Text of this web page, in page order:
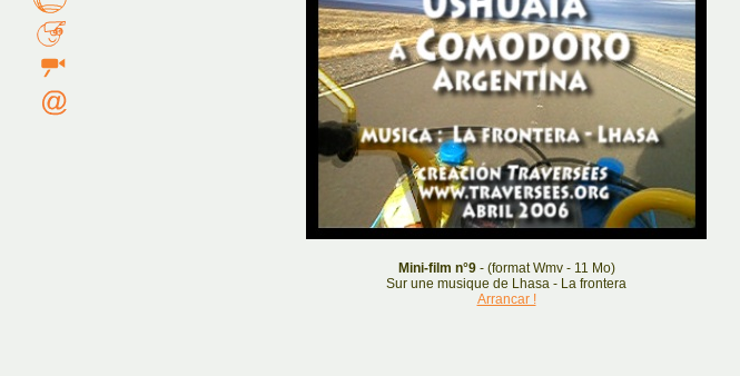
Mini-film n°9- (format Wmv - 11 Mo)
Sur une musique de Lhasa - La frontera
Arrancar !